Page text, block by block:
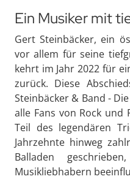
Ein Musiker mit
Gert Steinbäcker, ein
vor allem für seine
kehrt im Jahr 2022 für
zurück. Diese
Steinbäcker & Band -
alle Fans von Rock und
Teil des legendären
Jahrzehnte hinweg
Balladen
Musikliebhabern